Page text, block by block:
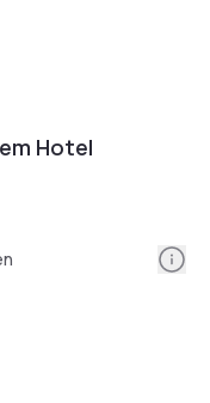
Hotel